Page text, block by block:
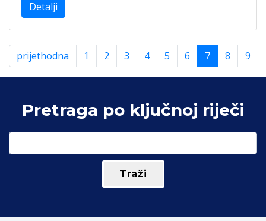
Detalji
prijethodna 1 2 3 4 5 6 7 8 9
Pretraga po ključnoj riječi